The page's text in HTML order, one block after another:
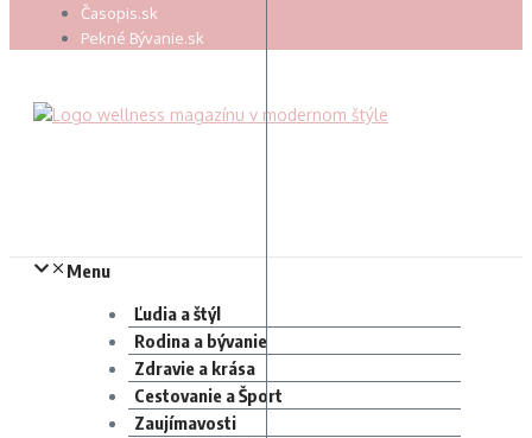
Časopis.sk
Pekné Bývanie.sk
Menu
Ľudia a štýl
Rodina a bývanie
Zdravie a krása
Cestovanie a Šport
Zaujímavosti